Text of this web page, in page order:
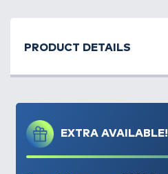
EXTRA AVAILABLE!
PRODUCT DETAILS